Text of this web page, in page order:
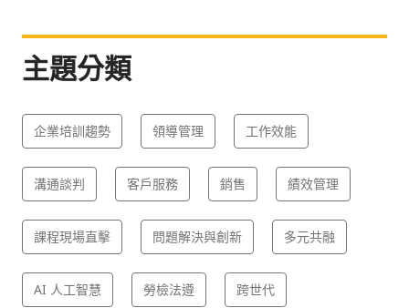
主題分類
企業培訓趨勢 領導管理 工作效能
溝通談判 客戶服務 銷售 績效管理
課程現場直擊 問題解決與創新 多元共融
AI 人工智慧 勞檢法遵 跨世代